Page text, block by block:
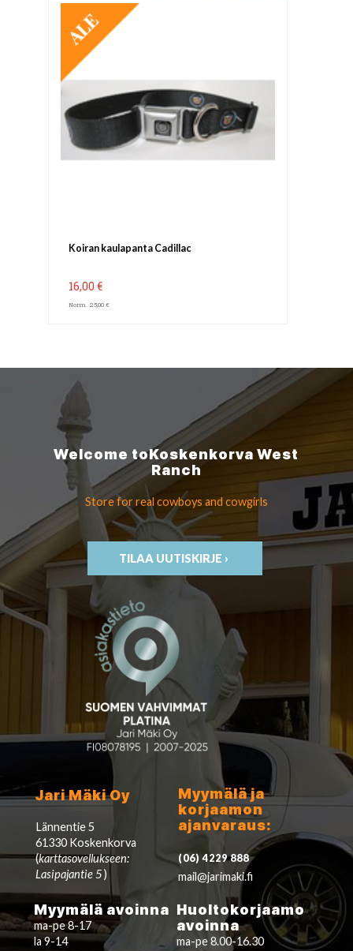
Koiran kaulapanta Cadillac
16,00 €
Norm. 25,00 €
Welcome toKoskenkorvaWest
Ranch
Store for real cowboys and cowgirls
TILAA UUTISKIRJE ›
Jari Mäki Oy
Lännentie 5
61330 Koskenkorva
(karttasovellukseen:
Lasipajantie 5)
Myymälä ja
korjaamon
ajanvaraus:
(06) 4229 888
mail@jarimaki.fi
Myymälä avoinna
ma-pe 8-17
la 9-14
Huoltokorjaamo
avoinna
ma-pe 8.00-16.30